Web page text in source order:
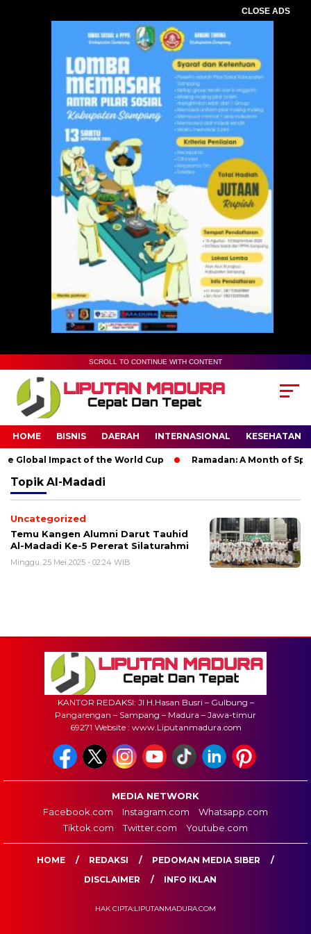
CLOSE ADS
SCROLL TO CONTINUE WITH CONTENT
HOME BISNIS DAERAH INTERNASIONAL KESEHATAN
Global Impact of the World Cup Ramadan: A Month of
Topik Al-Madadi
Uncategorized
Temu Kangen Alumni Darut Tauhid
Al-Madadi Ke-5 Pererat Silaturahmi
Minggu, 25 Mei 2025 - 02:24 WIB
KANTOR REDAKSI: Jl H.Hasan Busri – Gulbung –
Pangarengan – Sampang – Madura – Jawa-timur
69271 Website : www.Liputanmadura.com
MEDIA NETWORK
Facebook.com
Instagram.com
Whatsapp.com
Tiktok.com
Twitter.com Youtube.com
HOME REDAKSI
PEDOMAN MEDIA SIBER
DISCLAIMER
INFO IKLAN
HAK CIPTA:LIPUTANMADURA.COM